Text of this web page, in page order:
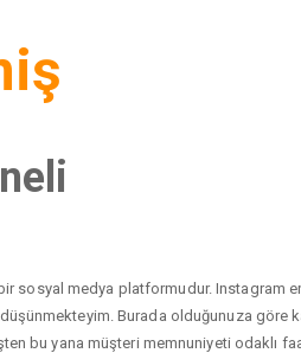
medya platformudur. Instagram en
düşünmekteyim. Burada olduğunuza göre
bu yana müşteri memnuniyeti odaklı